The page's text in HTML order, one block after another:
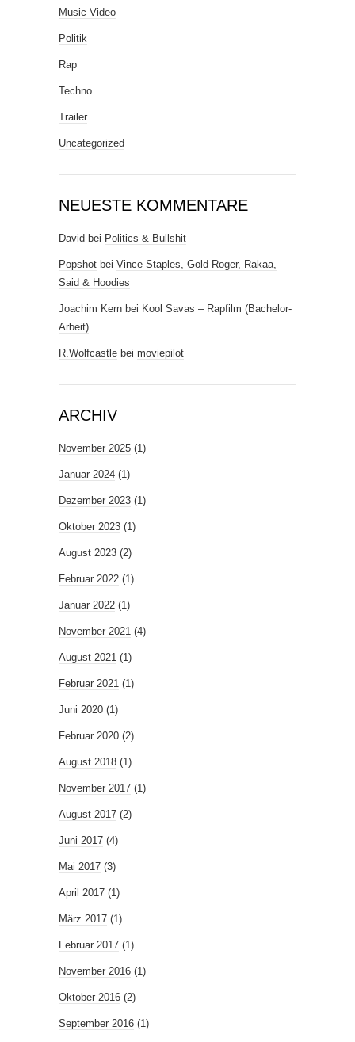
Music Video
Politik
Rap
Techno
Trailer
Uncategorized
NEUESTE KOMMENTARE
David bei Politics & Bullshit
Popshot bei Vince Staples, Gold Roger, Rakaa,
Said & Hoodies
Joachim Kern bei Kool Savas – Rapfilm (Bachelor-
Arbeit)
R.Wolfcastle bei moviepilot
ARCHIV
November 2025 (1)
Januar 2024 (1)
Dezember 2023 (1)
Oktober 2023 (1)
August 2023 (2)
Februar 2022 (1)
Januar 2022 (1)
November 2021 (4)
August 2021 (1)
Februar 2021 (1)
Juni 2020 (1)
Februar 2020 (2)
August 2018 (1)
November 2017 (1)
August 2017 (2)
Juni 2017 (4)
Mai 2017 (3)
April 2017 (1)
März 2017 (1)
Februar 2017 (1)
November 2016 (1)
Oktober 2016 (2)
September 2016 (1)